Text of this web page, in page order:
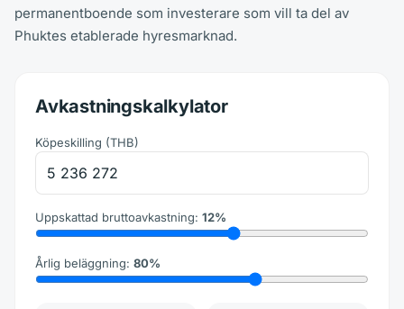
permanentboende som investerare som vill ta del av
Phuktes etablerade hyresmarknad.
Avkastningskalkylator
Köpeskilling (THB)
Uppskattad bruttoavkastning: 12%
Årlig beläggning: 80%